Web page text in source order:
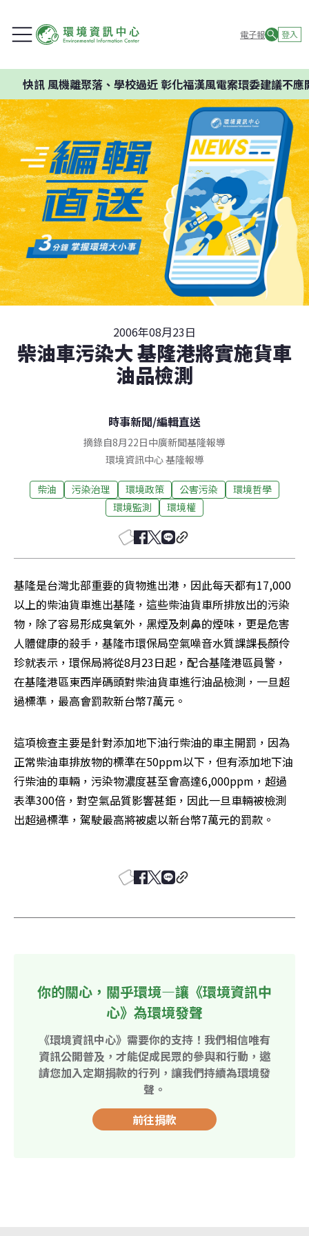
電子報 登入
快訊風機離聚落、學校過近 彰化福漢風電案環委建議不應開
2006年08月23日
柴油車污染大 基隆港將實施貨車
油品檢測
時事新聞/編輯直送
摘錄自8月22日中廣新聞基隆報導
環境資訊中心基隆報導
柴油 污染治理 環境政策 公害污染
環境哲學
環境監測
環境權
基隆是台灣北部重要的貨物進出港，因此每天都有17,000
以上的柴油貨車進出基隆，這些柴油貨車所排放出的污染
物，除了容易形成臭氧外，黑煙及刺鼻的煙味，更是危害
人體健康的殺手，基隆市環保局空氣噪音水質課課長顏伶
珍就表示，環保局將從8月23日起，配合基隆港區員警，
在基隆港區東西岸碼頭對柴油貨車進行油品檢測，一旦超
過標準，最高會罰款新台幣7萬元。
這項檢查主要是針對添加地下油行柴油的車主開罰，因為
正常柴油車排放物的標準在50ppm以下，但有添加地下油
行柴油的車輛，污染物濃度甚至會高達6,000ppm，超過
表準300倍，對空氣品質影響甚鉅，因此一旦車輛被檢測
出超過標準，駕駛最高將被處以新台幣7萬元的罰款。
你的關心，關乎環境—讓《環境資訊中
心》為環境發聲
《環境資訊中心》需要你的支持！我們相信唯有
資訊公開普及，才能促成民眾的參與和行動，邀
請您加入定期捐款的行列，讓我們持續為環境發
聲。
前往捐款